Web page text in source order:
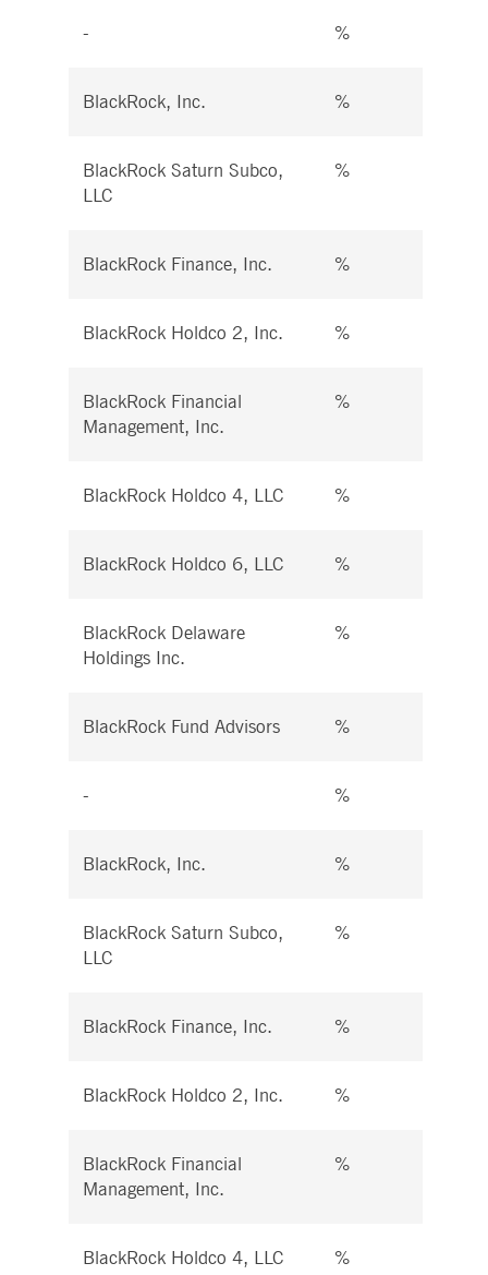
- %
BlackRock, Inc. %
BlackRock Saturn Subco,
LLC
%
BlackRock Finance, Inc. %
BlackRock Holdco 2, Inc. %
BlackRock Financial
Management, Inc.
%
BlackRock Holdco 4, LLC %
BlackRock Holdco 6, LLC %
BlackRock Delaware
Holdings Inc.
%
BlackRock Fund Advisors %
- %
BlackRock, Inc. %
BlackRock Saturn Subco,
LLC
%
BlackRock Finance, Inc. %
BlackRock Holdco 2, Inc. %
BlackRock Financial
Management, Inc.
%
BlackRock Holdco 4, LLC %